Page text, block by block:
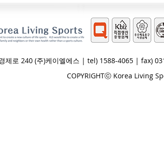
제로 240 (주)케이엘에스 | tel) 1588-4065 | fax)
COPYRIGHTⓒ Korea Living